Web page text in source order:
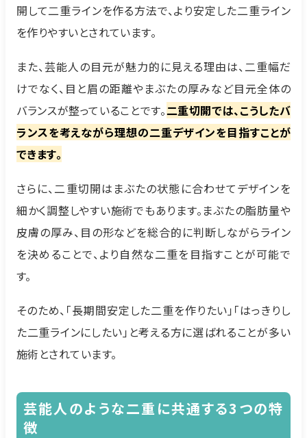
開して二重ラインを作る方法で、より安定した二重ライン
を作りやすいとされています。
また、芸能人の目元が魅力的に見える理由は、二重幅だ
けでなく、目と眉の距離やまぶたの厚みなど目元全体の
バランスが整っていることです。二重切開では、こうしたバ
ランスを考えながら理想の二重デザインを目指すことが
できます。
さらに、二重切開はまぶたの状態に合わせてデザインを
細かく調整しやすい施術でもあります。まぶたの脂肪量や
皮膚の厚み、目の形などを総合的に判断しながらライン
を決めることで、より自然な二重を目指すことが可能で
す。
そのため、「長期間安定した二重を作りたい」「はっきりし
た二重ラインにしたい」と考える方に選ばれることが多い
施術とされています。
芸能人のような二重に共通する3つの特
徴